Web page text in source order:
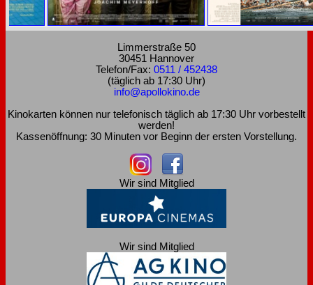
Limmerstraße 50
30451 Hannover
Telefon/Fax: 0511 / 452438
(täglich ab 17:30 Uhr)
info@apollokino.de
Kinokarten können nur telefonisch täglich ab 17:30 Uhr vorbestellt
werden!
Kassenöffnung: 30 Minuten vor Beginn der ersten Vorstellung.
Wir sind Mitglied
Wir sind Mitglied